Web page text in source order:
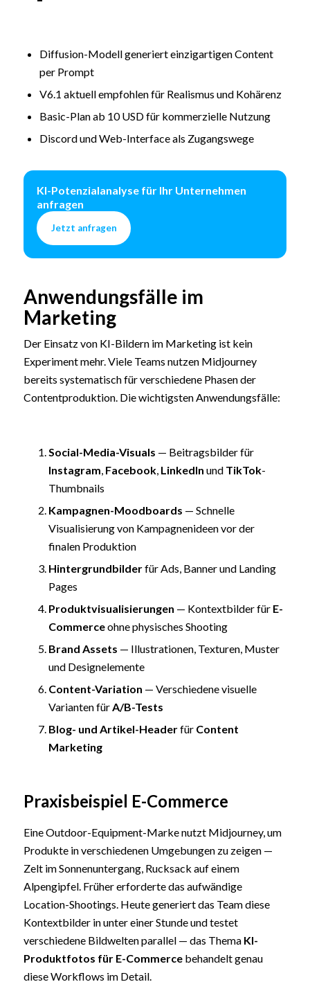
Diffusion-Modell generiert einzigartigen Content
per Prompt
V6.1 aktuell empfohlen für Realismus und Kohärenz
Basic-Plan ab 10 USD für kommerzielle Nutzung
Discord und Web-Interface als Zugangswege
KI-Potenzialanalyse für Ihr Unternehmen
anfragen
Jetzt anfragen
Anwendungsfälle im
Marketing
Der Einsatz von KI-Bildern im Marketing ist kein
Experiment mehr. Viele Teams nutzen Midjourney
bereits systematisch für verschiedene Phasen der
Contentproduktion. Die wichtigsten Anwendungsfälle:
Social-Media-Visuals — Beitragsbilder für
Instagram Facebook, LinkedIn und TikTok-
Thumbnails
Kampagnen-Moodboards — Schnelle
Visualisierung von Kampagnenideen vor der
finalen Produktion
Hintergrundbilderfür Ads, Banner und Landing
Pages
Produktvisualisierungen — Kontextbilder für E-
Commerceohne physisches Shooting
Brand Assets — Illustrationen, Texturen, Muster
und Designelemente
Content-Variation — Verschiedene visuelle
Varianten für A/B-Tests
Blog- und Artikel-Headerfür Content
Marketing
Praxisbeispiel E-Commerce
Eine Outdoor-Equipment-Marke nutzt Midjourney, um
Produkte in verschiedenen Umgebungen zu zeigen —
Zelt im Sonnenuntergang, Rucksack auf einem
Alpengipfel. Früher erforderte das aufwändige
Location-Shootings. Heute generiert das Team diese
Kontextbilder in unter einer Stunde und testet
verschiedene Bildwelten parallel — das Thema KI-
Produktfotos für E-Commercebehandelt genau
diese Workflows im Detail.